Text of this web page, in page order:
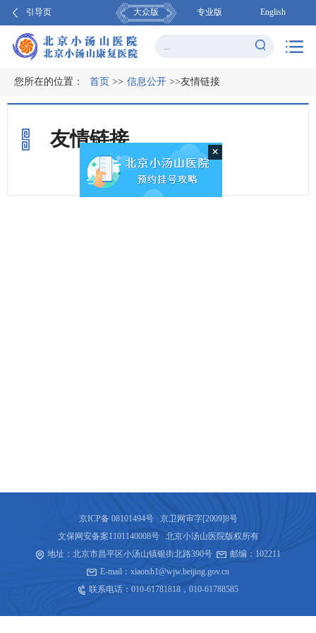
×
引导页 大众版 专业版 English
您所在的位置： 首页 >> 信息公开 >>友情链接
友情链接
京ICP备 08101494号 京卫网审字[2009]8号
文保网安备案1101140008号 北京小汤山医院版权所有
地址：北京市昌平区小汤山镇银街北路390号
邮编：102211
E-mail：xiaotsh1@wjw.beijing.gov.cn
联系电话： 010-61781818， 010-61788585